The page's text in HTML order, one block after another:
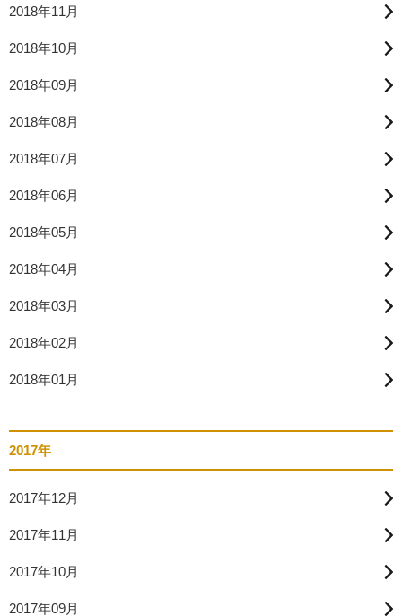
2018年11月
2018年10月
2018年09月
2018年08月
2018年07月
2018年06月
2018年05月
2018年04月
2018年03月
2018年02月
2018年01月
2017年
2017年12月
2017年11月
2017年10月
2017年09月